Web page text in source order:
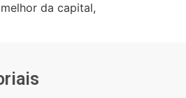
da capital,